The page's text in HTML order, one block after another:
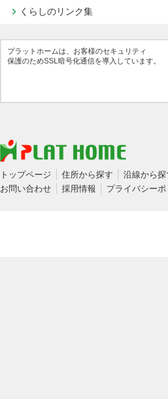
くらしのリンク集
プラットホームは、お客様のセキュリティ
保護のためSSL暗号化通信を導入しています。
トップページ 住所から探す 沿線から探
お問い合わせ
採用情報 プライバシーポ